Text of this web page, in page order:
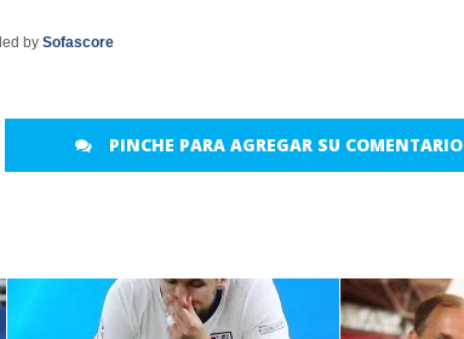
bySofascore
PINCHE PARA AGREGAR SU COMENTARIO